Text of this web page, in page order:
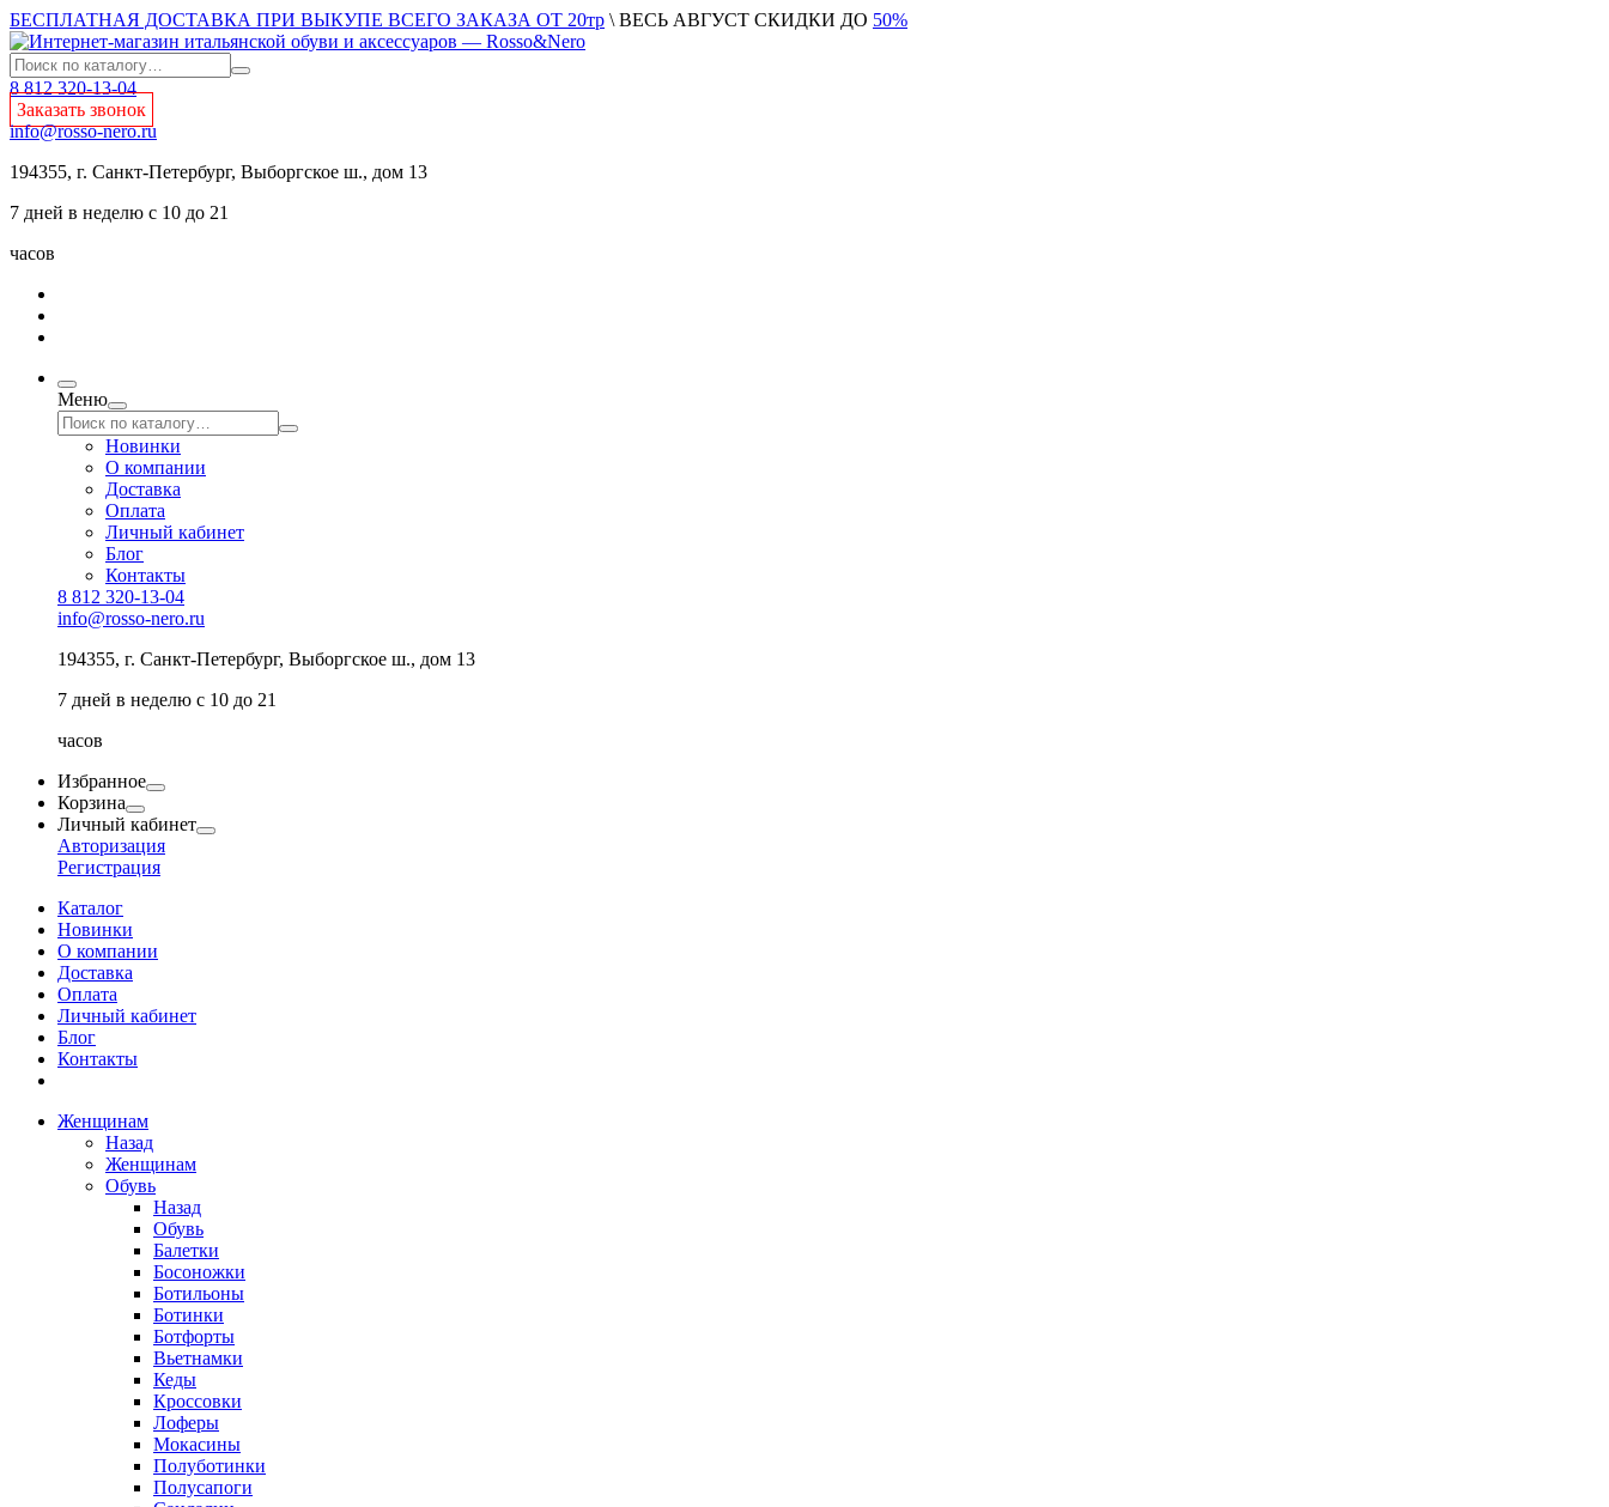
БЕСПЛАТНАЯ ДОСТАВКА ПРИ ВЫКУПЕ ВСЕГО ЗАКАЗА ОТ 20тр \ ВЕСЬ АВГУСТ СКИДКИ ДО 50%
8 812 320-13-04
Заказать звонок
info@rosso-nero.ru
194355, г. Санкт-Петербург, Выборгское ш., дом 13
7 дней в неделю с 10 до 21
часов
Меню
Новинки
О компании
Доставка
Оплата
Личный кабинет
Блог
Контакты
8 812 320-13-04
info@rosso-nero.ru
194355, г. Санкт-Петербург, Выборгское ш., дом 13
7 дней в неделю с 10 до 21
часов
Избранное
Корзина
Личный кабинет
Авторизация
Регистрация
Каталог
Новинки
О компании
Доставка
Оплата
Личный кабинет
Блог
Контакты
Женщинам
Назад
Женщинам
Обувь
Назад
Обувь
Балетки
Босоножки
Ботильоны
Ботинки
Ботфорты
Вьетнамки
Кеды
Кроссовки
Лоферы
Мокасины
Полуботинки
Полусапоги